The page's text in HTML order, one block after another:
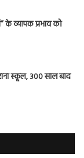
के व्यापक प्रभाव को
स्कूल, 300 साल बाद